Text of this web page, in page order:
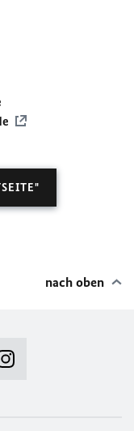
nach oben